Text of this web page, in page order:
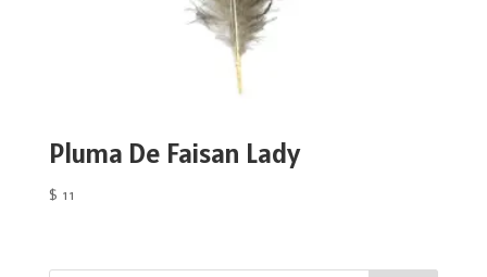
Pluma De Faisan Lady
$ 11